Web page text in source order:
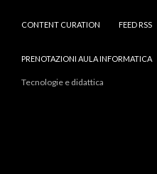
CONTENT CURATION
FEED RSS
PRENOTAZIONI AULA INFORMATICA
Tecnologie e didattica